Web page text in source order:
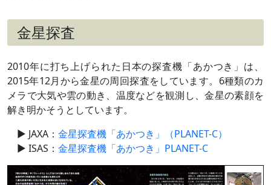
金星探査
2010年に打ち上げられた日本の探査機「あかつき」は、
2015年12月から金星の周回探査をしています。6種類のカ
メラで大気や雲の動き、温度などを観測し、金星の素顔を
解き明かそうとしています。
JAXA： 金星探査機「あかつき」（PLANET-C）
ISAS： 金星探査機「あかつき」PLANET-C